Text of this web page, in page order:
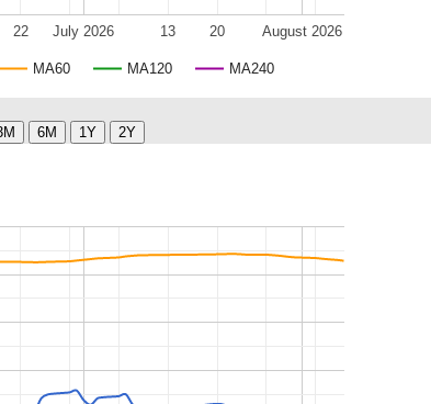
MA60 MA120 MA240
July 2026 August 2026
22 13 20